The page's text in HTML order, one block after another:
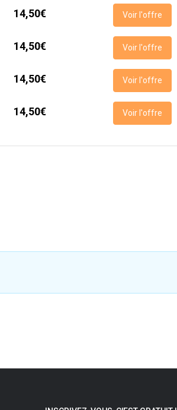
14,50€ Voir l'offre
14,50€ Voir l'offre
14,50€ Voir l'offre
14,50€ Voir l'offre